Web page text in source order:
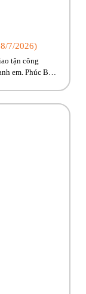
7/2026)
tận công
em. Phúc Bền